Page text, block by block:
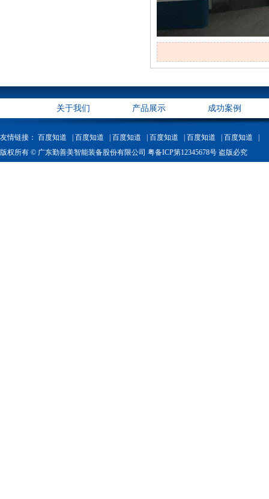
关于我们 产品展示 成功案例
友情链接： 百度知道 | 百度知道 | 百度知道 | 百度知道 | 百度知道 | 百度知道 |
版权所有 © 广东勤善美智能装备股份有限公司 粤备ICP第12345678号 盗版必究